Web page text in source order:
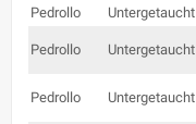
Pedrollo
Untergetaucht
Pedrollo Untergetaucht
Pedrollo Untergetaucht